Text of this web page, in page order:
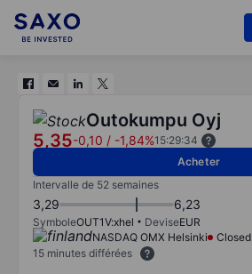
Outokumpu Oyj
5,35-0,10 / -1,84%15:29:34
Acheter
Intervalle de 52 semaines
3,29 6,23
SymboleOUT1V:xhel DeviseEUR
NASDAQ OMX Helsinki
Closed
15 minutes différées